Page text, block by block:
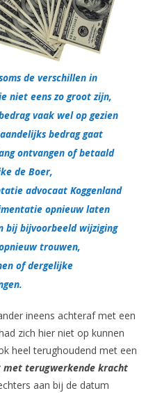
de verschillen in
niet eens zo groot zijn,
vaak wel op gezien
bedrag gaat
ontvangen of betaald
de Boer,
advocaat Koggenland
opnieuw laten
bij bijvoorbeeld wijziging
trouwen,
of dergelijke
ineens achteraf met een
zich hier niet op kunnen
heel terughoudend met een
terugwerkende kracht
aan bij de datum